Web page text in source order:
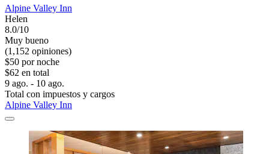
Alpine Valley Inn
Helen
8.0/10
Muy bueno
(1,152 opiniones)
$50 por noche
$62 en total
9 ago. - 10 ago.
Total con impuestos y cargos
Alpine Valley Inn